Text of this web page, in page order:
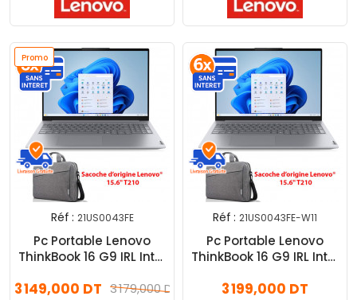
Promo
Réf : 21US0043FE
Pc Portable Lenovo
ThinkBook 16 G9 IRL Intel
3 179,000 DT
3 149,000 DT
Réf : 21US0043FE-W11
Pc Portable Lenovo
ThinkBook 16 G9 IRL Intel
Windows 11 Pro
3 199,000 DT